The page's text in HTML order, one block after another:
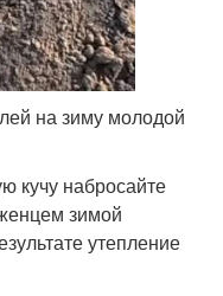
на зиму молодой
кучу набросайте
зимой
утепление